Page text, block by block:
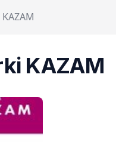
KAZAM